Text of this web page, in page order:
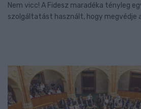
Nem vicc! A Fidesz maradéka tényleg
szolgáltatást használt, hogy megvédje